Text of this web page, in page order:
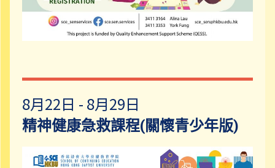
8月22日 - 8月29日
精神健康急救課程(關懷青少年版)